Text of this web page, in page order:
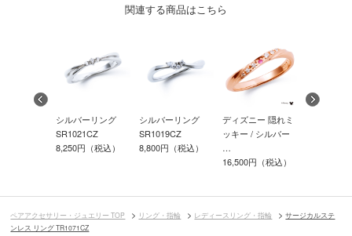
関連する商品はこちら
シルバーリング
SR1021CZ
8,250円（税込）
シルバーリング
SR1019CZ
8,800円（税込）
ディズニー 隠れミ
ッキー / シルバー
…
16,500円（税込）
ペアアクセサリー・ジュエリー TOP リング・指輪 レディースリング・指輪
サージカルステ
ンレス リング TR1071CZ